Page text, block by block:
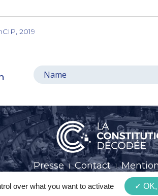
2019
Presse Contact
over what you want to activate OK,